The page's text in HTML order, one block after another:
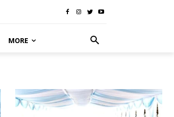
MORE